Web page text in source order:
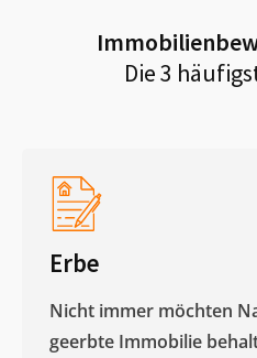
Die 3
Erbe
Nicht immer möchten
geerbte Immobilie